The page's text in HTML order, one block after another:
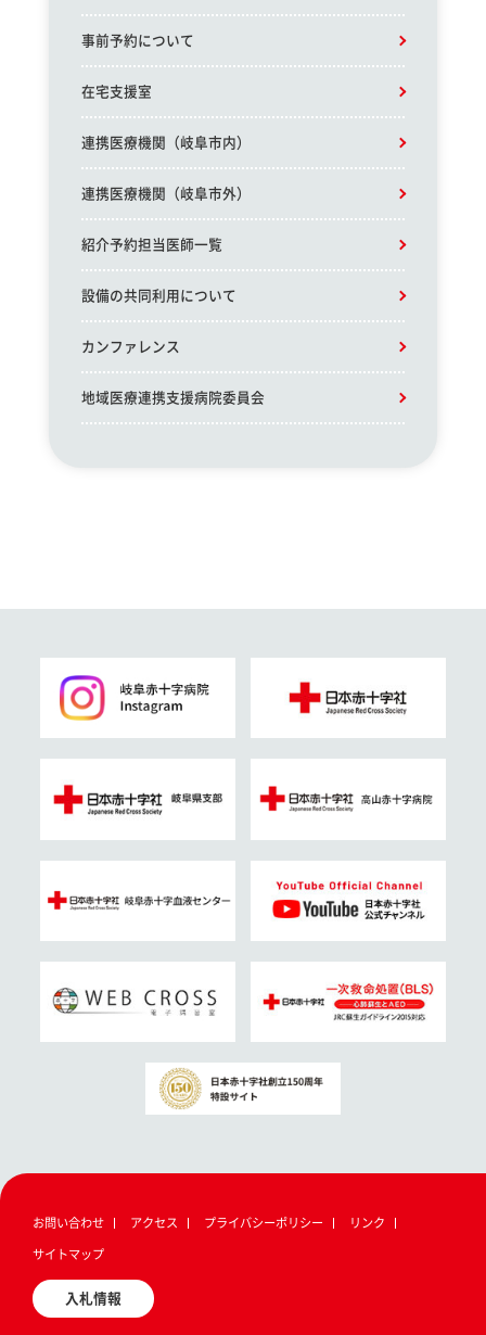
事前予約について
在宅支援室
連携医療機関（岐阜市内）
連携医療機関（岐阜市外）
紹介予約担当医師一覧
設備の共同利用について
カンファレンス
地域医療連携支援病院委員会
お問い合わせ アクセス プライバシーポリシー
リンク
サイトマップ
入札情報